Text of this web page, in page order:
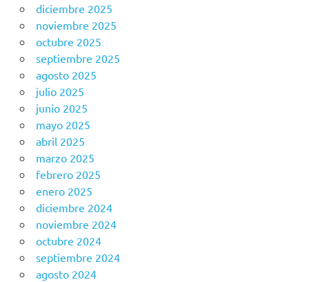
diciembre 2025
noviembre 2025
octubre 2025
septiembre 2025
agosto 2025
julio 2025
junio 2025
mayo 2025
abril 2025
marzo 2025
febrero 2025
enero 2025
diciembre 2024
noviembre 2024
octubre 2024
septiembre 2024
agosto 2024